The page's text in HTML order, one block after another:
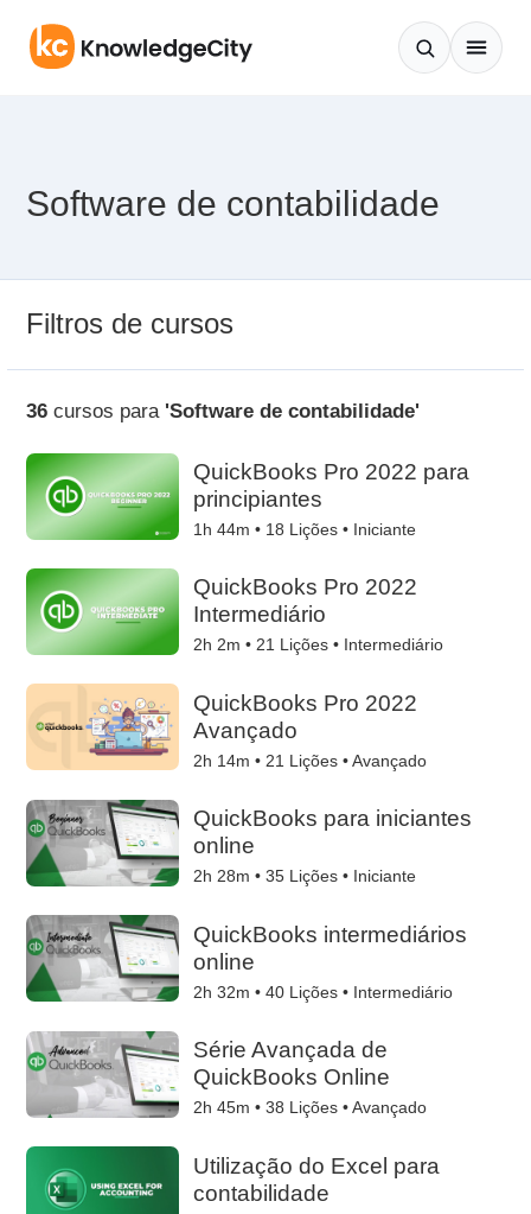
Software de contabilidade
Filtros de cursos
36cursos para 'Software de contabilidade'
QuickBooks Pro 2022 para
principiantes
1h 44m • 18 Lições • Iniciante
QuickBooks Pro 2022
Intermediário
2h 2m •21 Lições • Intermediário
QuickBooks Pro 2022
Avançado
2h 14m • 21 Lições • Avançado
QuickBooks para iniciantes
online
2h 28m •35 Lições • Iniciante
QuickBooks intermediários
online
2h 32m •40 Lições • Intermediário
Série Avançada de
QuickBooks Online
2h 45m •38 Lições • Avançado
Utilização do Excel para
contabilidade